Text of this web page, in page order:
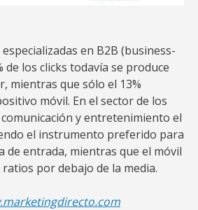
en B2B (business-
de los clicks todavía se produce
mientras que sólo el 13%
móvil. En el sector de los
y entretenimiento el
el instrumento preferido para
de entrada, mientras que el móvil
por debajo de la media.